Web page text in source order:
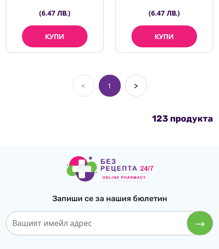
(6.47 ЛВ.)
КУПИ
(6.47 ЛВ.)
КУПИ
< 1 >
123 продукта
Запиши се за нашия бюлетин